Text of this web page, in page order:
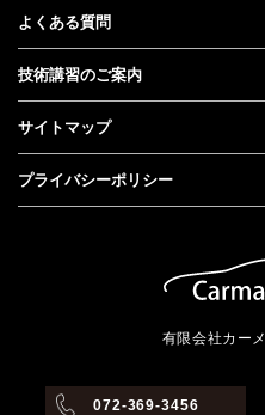
よくある質問
技術講習のご案内
サイトマップ
プライバシーポリシー
有限会社カー
072-369-3456